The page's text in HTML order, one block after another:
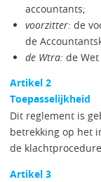
accountants;
voorzitter: de
de
de Wtra: de
Artikel 2
Toepasselijkheid
Dit reglement is
betrekking op het
de
Artikel 3